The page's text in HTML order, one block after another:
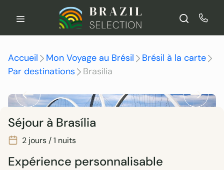
Séjour à Brasília
2 jours / 1 nuits
Expérience personnalisable
Accueil Mon Voyage au Brésil
Brésil à la carte
Par destinations
Brasilia